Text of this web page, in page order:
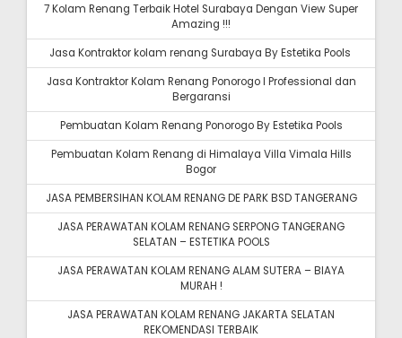
7 Kolam Renang Terbaik Hotel Surabaya Dengan View Super
Amazing !!!
Jasa Kontraktor kolam renang Surabaya By Estetika Pools
Jasa Kontraktor Kolam Renang Ponorogo I Professional dan
Bergaransi
Pembuatan Kolam Renang Ponorogo By Estetika Pools
Pembuatan Kolam Renang di Himalaya Villa Vimala Hills
Bogor
JASA PEMBERSIHAN KOLAM RENANG DE PARK BSD TANGERANG
JASA PERAWATAN KOLAM RENANG SERPONG TANGERANG
SELATAN – ESTETIKA POOLS
JASA PERAWATAN KOLAM RENANG ALAM SUTERA – BIAYA
MURAH !
JASA PERAWATAN KOLAM RENANG JAKARTA SELATAN
REKOMENDASI TERBAIK